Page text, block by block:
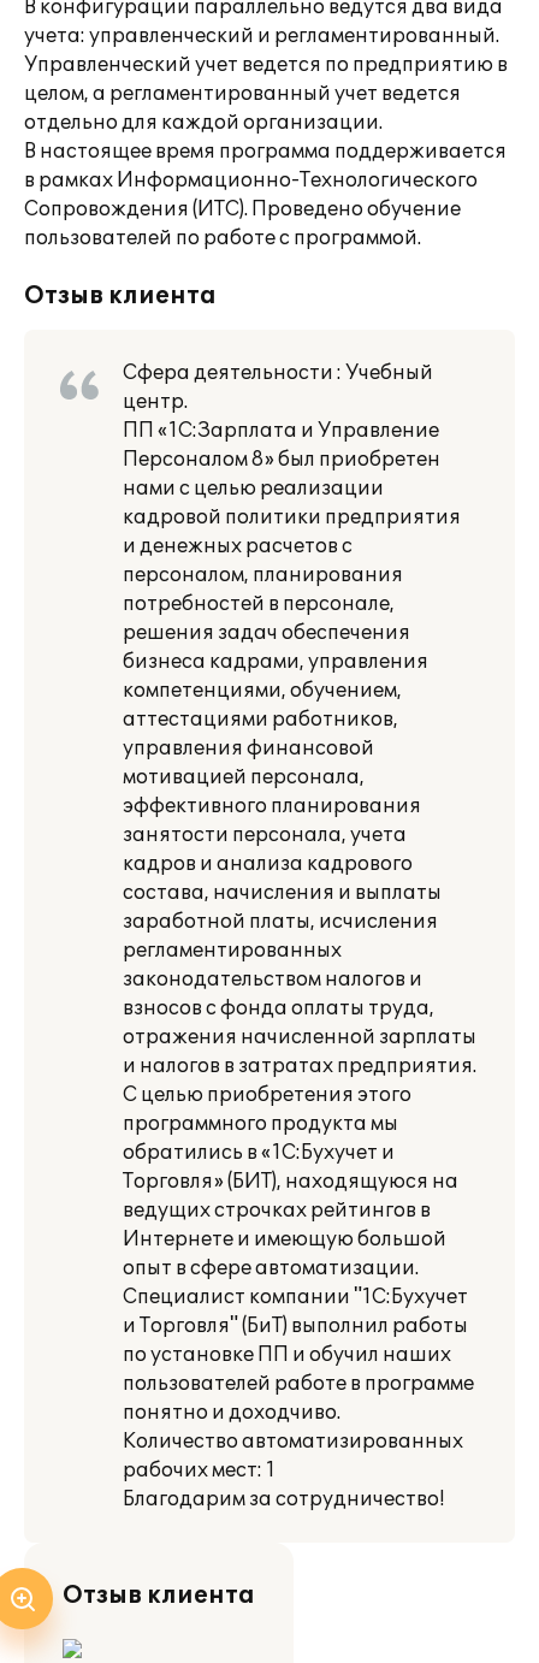
В конфигурации параллельно ведутся два вида
учета: управленческий и регламентированный.
Управленческий учет ведется по предприятию в
целом, а регламентированный учет ведется
отдельно для каждой организации.
В настоящее время программа поддерживается
в рамках Информационно-Технологического
Сопровождения (ИТС). Проведено обучение
пользователей по работе с программой.
Отзыв клиента
Сфера деятельности : Учебный
центр.
ПП «1С:Зарплата и Управление
Персоналом 8» был приобретен
нами с целью реализации
кадровой политики предприятия
и денежных расчетов с
персоналом, планирования
потребностей в персонале,
решения задач обеспечения
бизнеса кадрами, управления
компетенциями, обучением,
аттестациями работников,
управления финансовой
мотивацией персонала,
эффективного планирования
занятости персонала, учета
кадров и анализа кадрового
состава, начисления и выплаты
заработной платы, исчисления
регламентированных
законодательством налогов и
взносов с фонда оплаты труда,
отражения начисленной зарплаты
и налогов в затратах предприятия.
С целью приобретения этого
программного продукта мы
обратились в «1С:Бухучет и
Торговля» (БИТ), находящуюся на
ведущих строчках рейтингов в
Интернете и имеющую большой
опыт в сфере автоматизации.
Специалист компании "1С:Бухучет
и Торговля" (БиТ) выполнил работы
по установке ПП и обучил наших
пользователей работе в программе
понятно и доходчиво.
Количество автоматизированных
рабочих мест: 1
Благодарим за сотрудничество!
Отзыв клиента